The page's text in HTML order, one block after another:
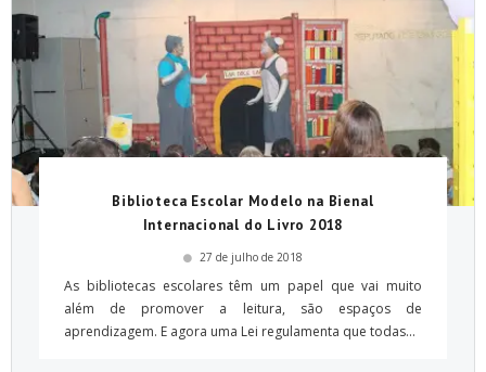
Biblioteca Escolar Modelo na Bienal
Internacional do Livro 2018
27 de julho de 2018
As bibliotecas escolares têm um papel que vai muito
além de promover a leitura, são espaços de
aprendizagem. E agora uma Lei regulamenta que todas...